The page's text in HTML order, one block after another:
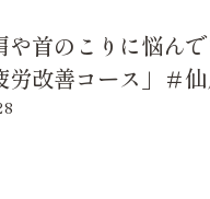
や首のこりに悩ん
労改善コース」＃